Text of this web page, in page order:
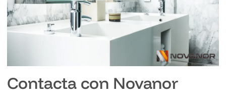
Contacta con Novanor